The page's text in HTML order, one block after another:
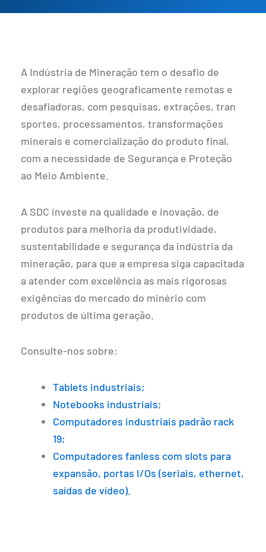
A Indústria de Mineração tem o desafio de
explorar regiões geograficamente remotas e
desafiadoras, com pesquisas, extrações, tran
sportes, processamentos, transformações
minerais e comercialização do produto final,
com a necessidade de Segurança e Proteção
ao Meio Ambiente.
A SDC investe na qualidade e inovação, de
produtos para melhoria da produtividade,
sustentabilidade e segurança da indústria da
mineração, para que a empresa siga capacitada
a atender com excelência as mais rigorosas
exigências do mercado do minério com
produtos de última geração.
Consulte-nos sobre:
Tablets industriais;
Notebooks industriais;
Computadores industriais padrão rack
19;
Computadores fanless com slots para
expansão, portas I/Os (seriais, ethernet,
saídas de vídeo).